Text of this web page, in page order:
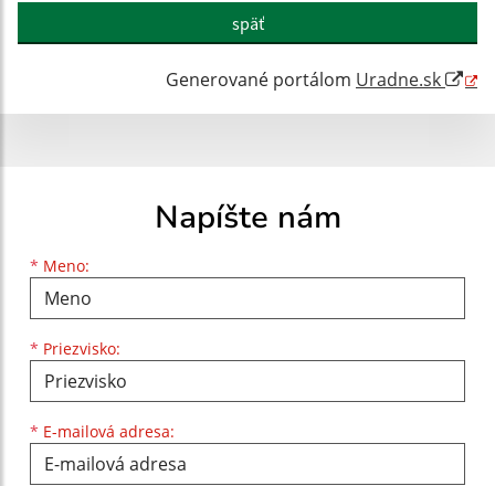
späť
Generované portálom Uradne.sk
Napíšte nám
* Meno:
Meno
* Priezvisko:
Priezvisko
* E-mailová adresa:
E-mailová adresa